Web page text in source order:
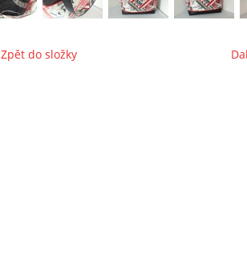
Zpět do složky